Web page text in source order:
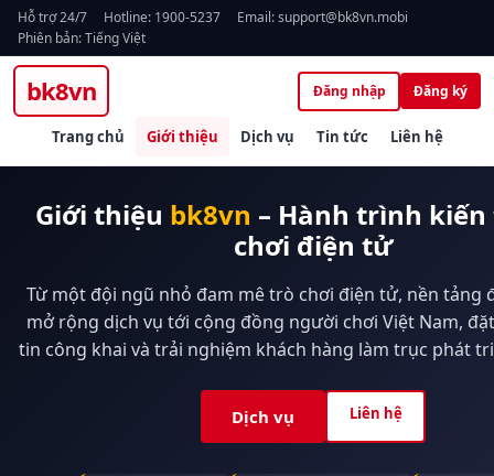
Hỗ trợ 24/7 Hotline: 1900-5237 Email:support@bk8vn.mobi
Phiên bản: Tiếng Việt
bk8vn
Trang chủ Giới thiệu Dịch vụ Tin tức Liên hệ
Đăng nhập Đăng ký
Giới thiệu bk8vn – Hành trình kiến
chơi điện tử
Từ một đội ngũ nhỏ đam mê trò chơi điện tử, nền tảng
mở rộng dịch vụ tới cộng đồng người chơi Việt Nam,
tin công khai và trải nghiệm khách hàng làm trục phát
Dịch vụ Liên hệ